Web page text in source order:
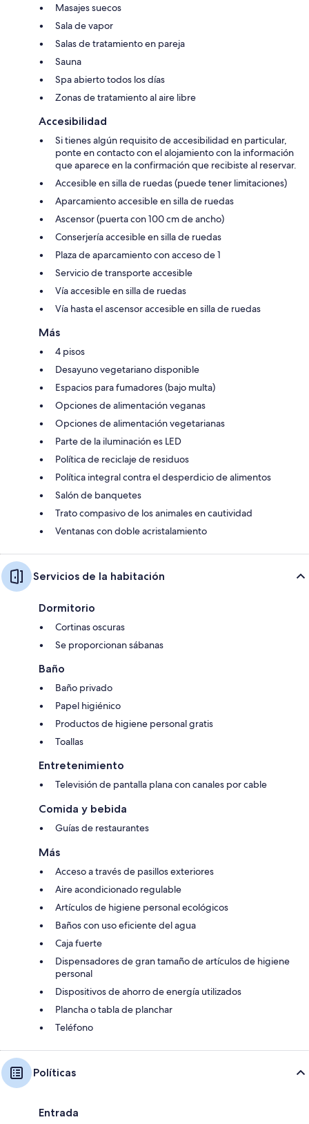
Masajes suecos
Sala de vapor
Salas de tratamiento en pareja
Sauna
Spa abierto todos los días
Zonas de tratamiento al aire libre
Accesibilidad
Si tienes algún requisito de accesibilidad en particular,
ponte en contacto con el alojamiento con la información
que aparece en la confirmación que recibiste al reservar.
Accesible en silla de ruedas (puede tener limitaciones)
Aparcamiento accesible en silla de ruedas
Ascensor (puerta con 100 cm de ancho)
Conserjería accesible en silla de ruedas
Plaza de aparcamiento con acceso de 1
Servicio de transporte accesible
Vía accesible en silla de ruedas
Vía hasta el ascensor accesible en silla de ruedas
Más
4 pisos
Desayuno vegetariano disponible
Espacios para fumadores (bajo multa)
Opciones de alimentación veganas
Opciones de alimentación vegetarianas
Parte de la iluminación es LED
Política de reciclaje de residuos
Política integral contra el desperdicio de alimentos
Salón de banquetes
Trato compasivo de los animales en cautividad
Ventanas con doble acristalamiento
Servicios de la habitación
Dormitorio
Cortinas oscuras
Se proporcionan sábanas
Baño
Baño privado
Papel higiénico
Productos de higiene personal gratis
Toallas
Entretenimiento
Televisión de pantalla plana con canales por cable
Comida y bebida
Guías de restaurantes
Más
Acceso a través de pasillos exteriores
Aire acondicionado regulable
Artículos de higiene personal ecológicos
Baños con uso eficiente del agua
Caja fuerte
Dispensadores de gran tamaño de artículos de higiene
personal
Dispositivos de ahorro de energía utilizados
Plancha o tabla de planchar
Teléfono
Políticas
Entrada